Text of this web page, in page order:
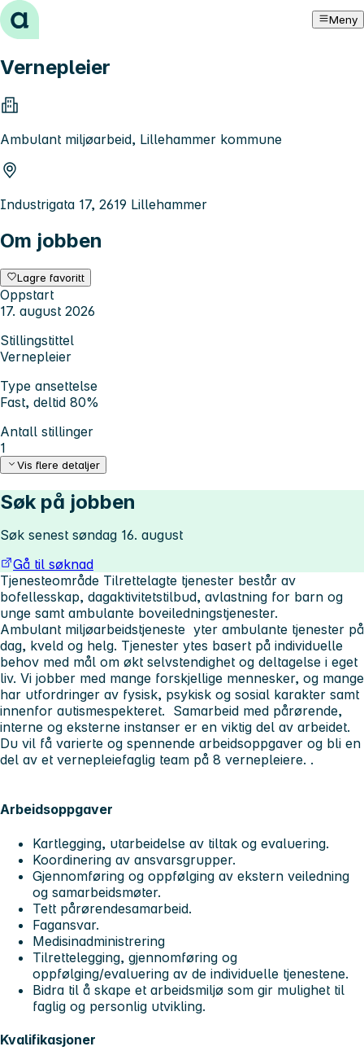
Hopp til innhold Meny
Vernepleier
Ambulant miljøarbeid, Lillehammer kommune
Industrigata 17, 2619 Lillehammer
Om jobben
Lagre favoritt
Oppstart
17. august 2026
Stillingstittel
Vernepleier
Type ansettelse
Fast, deltid 80%
Antall stillinger
1
Vis flere detaljer
Søk på jobben
Søk senest søndag 16. august
Gå til søknad
Tjenesteområde Tilrettelagte tjenester består av
bofellesskap, dagaktivitetstilbud, avlastning for barn og
unge samt ambulante boveiledningstjenester.
Ambulant miljøarbeidstjeneste yter ambulante tjenester på
dag, kveld og helg. Tjenester ytes basert på individuelle
behov med mål om økt selvstendighet og deltagelse i eget
liv. Vi jobber med mange forskjellige mennesker, og mange
har utfordringer av fysisk, psykisk og sosial karakter samt
innenfor autismespekteret. Samarbeid med pårørende,
interne og eksterne instanser er en viktig del av arbeidet.
Du vil få varierte og spennende arbeidsoppgaver og bli en
del av et vernepleiefaglig team på 8 vernepleiere. .
Arbeidsoppgaver
Kartlegging, utarbeidelse av tiltak og evaluering.
Koordinering av ansvarsgrupper.
Gjennomføring og oppfølging av ekstern veiledning
og samarbeidsmøter.
Tett pårørendesamarbeid.
Fagansvar.
Medisinadministrering
Tilrettelegging, gjennomføring og
oppfølging/evaluering av de individuelle tjenestene.
Bidra til å skape et arbeidsmiljø som gir mulighet til
faglig og personlig utvikling.
Kvalifikasjoner